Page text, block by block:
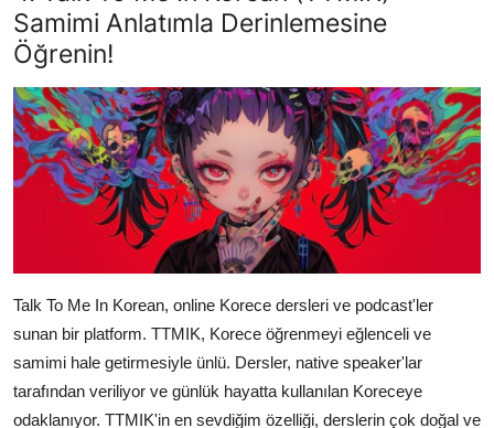
Samimi Anlatımla Derinlemesine
Öğrenin!
Talk To Me In Korean, online Korece dersleri ve podcast'ler
sunan bir platform. TTMIK, Korece öğrenmeyi eğlenceli ve
samimi hale getirmesiyle ünlü. Dersler, native speaker'lar
tarafından veriliyor ve günlük hayatta kullanılan Koreceye
odaklanıyor. TTMIK'in en sevdiğim özelliği, derslerin çok doğal ve